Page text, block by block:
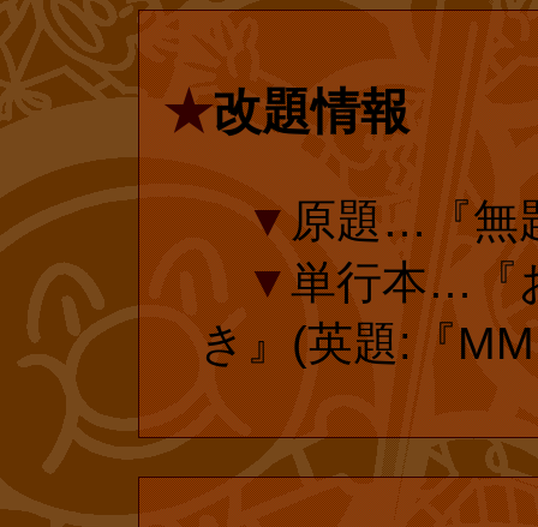
いいたします!
投票有効期
話単行本化にご
amazon.com.jp
投票有効期
★改題情報
▼原題…『無
▼単行本…『
き』(英題:『